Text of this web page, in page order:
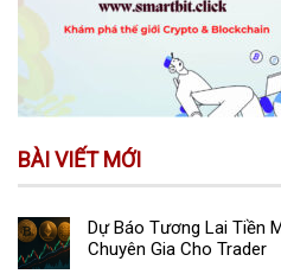
BÀI VIẾT MỚI
Dự Báo Tương Lai Tiền
Chuyên Gia Cho Trader